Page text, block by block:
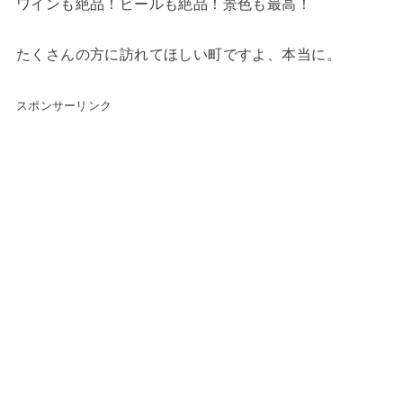
ワインも絶品！ビールも絶品！景色も最高！
たくさんの方に訪れてほしい町ですよ、本当に。
スポンサーリンク